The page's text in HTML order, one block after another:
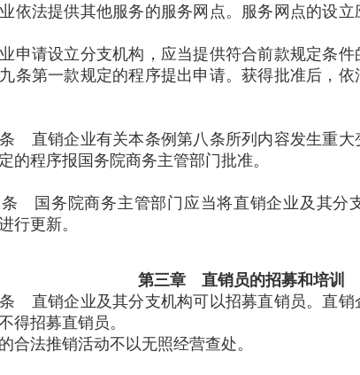
依法提供其他服务的服务网点。服务网点的设
请设立分支机构，应当提供符合前款规定条件
条第一款规定的程序提出申请。获得批准后，
销企业有关本条例第八条所列内容发生重大
的程序报国务院商务主管部门批准。
务院商务主管部门应当将直销企业及其分
行更新。
第三章 直销员的招募和培训
销企业及其分支机构可以招募直销员。直销
得招募直销员。
法推销活动不以无照经营查处。